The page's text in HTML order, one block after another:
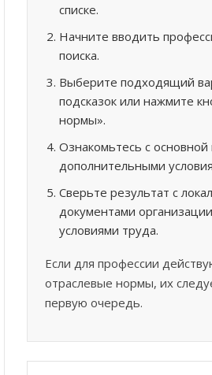
списке.
Начните вводить
поиска.
Выберите подходящий
подсказок или нажмите
нормы».
Ознакомьтесь с
дополнительными
Сверьте результат с
документами
условиями труда.
Если для профессии
отраслевые нормы, их
первую очередь.